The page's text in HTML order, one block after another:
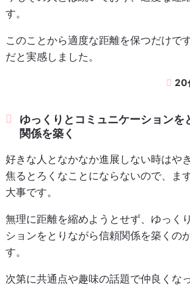
す。
このことから適度な距離を保つだけで
だと実感しました。
20
ゆっくりとコミュニケーションを
関係を築く
好きな人となかなか進展しない時はや
焦るとろくなことにならないので、ま
大事です。
無理に距離を縮めようとせず、ゆっく
ションをとりながら信頼関係を築くの
す。
次第に共通点や趣味の話題で仲良くな